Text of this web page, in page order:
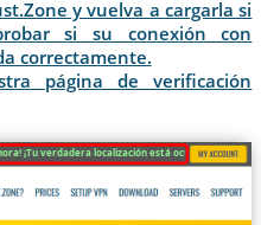
y vuelva a cargarla si
si su conexión con
correctamente.
página de verificación
¡Tu verdadera localización está oculta!